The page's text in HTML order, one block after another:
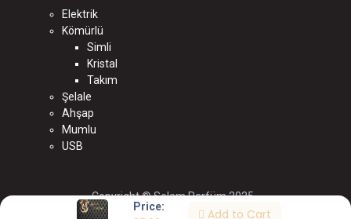
Price:
Add to Cart
Elektrik
Kömürlü
Simli
Kristal
Takım
Şelale
Ahşap
Mumlu
USB
Copyright © Selam Parfüm 2025
الْعَرَبيّة
English (US) | Türkçe